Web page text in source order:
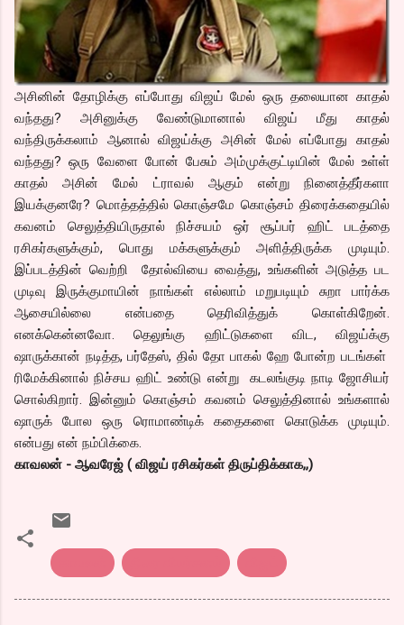
அசினின் தோழிக்கு எப்போது விஜய் மேல் ஒரு தலையான காதல்
வந்தது? அசினுக்கு வேண்டுமானால் விஜய் மீது காதல்
வந்திருக்கலாம் ஆனால் விஜய்க்கு அசின் மேல் எப்போது காதல்
வந்தது? ஒரு வேளை போன் பேசும் அம்முக்குட்டியின் மேல் உள்ள்
காதல் அசின் மேல் ட்ராவல் ஆகும் என்று நினைத்தீர்களா
இயக்குனரே? மொத்தத்தில் கொஞ்சமே கொஞ்சம் திரைக்கதையில்
கவனம் செலுத்தியிருதால் நிச்சயம் ஒர் சூப்பர் ஹிட் படத்தை
ரசிகர்களுக்கும், பொது மக்களுக்கும் அளித்திருக்க முடியும்.
இப்படத்தின் வெற்றி தோல்வியை வைத்து, உங்களின் அடுத்த பட
முடிவு இருக்குமாயின் நாங்கள் எல்லாம் மறுபடியும் சுறா பார்க்க
ஆசையில்லை என்பதை தெரிவித்துக் கொள்கிறேன்.
எனக்கென்னவோ. தெலுங்கு ஹிட்டுகளை விட, விஜய்க்கு
ஷாருக்கான் நடித்த, பர்தேஸ், தில் தோ பாகல் ஹே போன்ற படங்கள்
ரிமேக்கினால் நிச்சய ஹிட் உண்டு என்று கடலங்குடி நாடி ஜோசியர்
சொல்கிறார். இன்னும் கொஞ்சம் கவனம் செலுத்தினால் உங்களால்
ஷாருக் போல ஒரு ரொமாண்டிக் கதைகளை கொடுக்க முடியும்.
என்பது என் நம்பிக்கை.
காவலன் - ஆவரேஜ் ( விஜய் ரசிகர்கள் திருப்திக்காக,,)